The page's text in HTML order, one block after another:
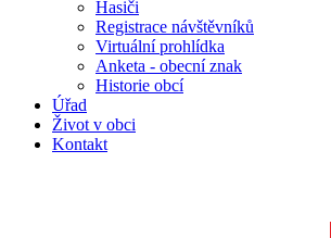
Hasiči
Registrace návštěvníků
Virtuální prohlídka
Anketa - obecní znak
Historie obcí
Úřad
Život v obci
Kontakt